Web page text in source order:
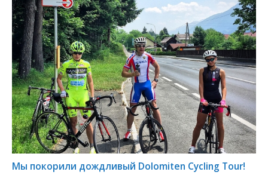
Мы покорили дождливый Dolomiten Cycling Tour!